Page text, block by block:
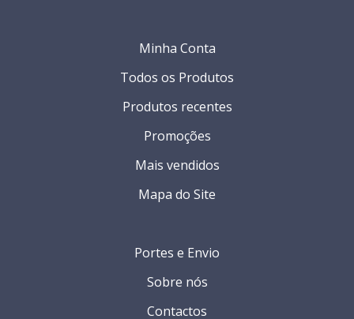
Portes e Envio
Sobre nós
Contactos
Minha Conta
Todos os Produtos
Produtos recentes
Promoções
Mais vendidos
Mapa do Site